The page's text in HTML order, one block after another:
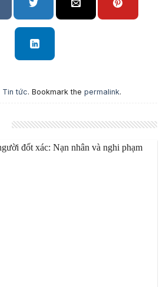
Tin tức. Bookmark the permalink.